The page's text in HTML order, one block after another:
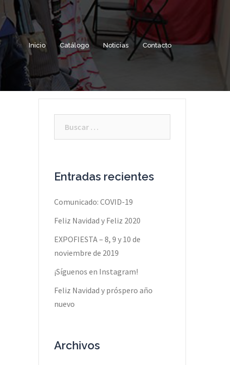
Inicio Catálogo Noticias Contacto
Entradas recientes
Comunicado: COVID-19
Feliz Navidad y Feliz 2020
EXPOFIESTA – 8, 9 y 10 de
noviembre de 2019
¡Síguenos en Instagram!
Feliz Navidad y próspero año
nuevo
Archivos